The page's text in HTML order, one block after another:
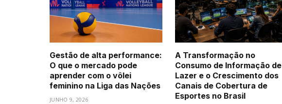
Gestão de alta performance:
O que o mercado pode
aprender com o vôlei
feminino na Liga das Nações
JUNHO 9, 2026
A Transformação no
Consumo de Informação de
Lazer e o Crescimento dos
Canais de Cobertura de
Esportes no Brasil